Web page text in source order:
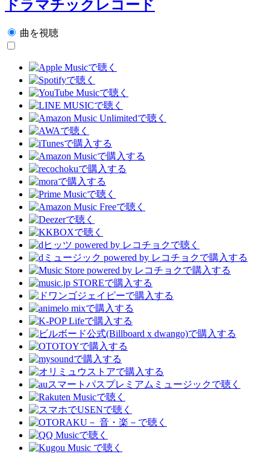
ドラマチックレコード
曲を視聴